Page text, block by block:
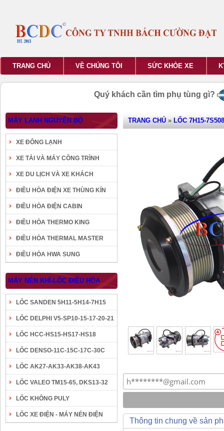
TRANG CHỦ VỀ CHÚNG TÔI SỨC KHỎE XE
Quý khách cần tìm phụ tùng gì?
MÁY LẠNH NGUYÊN BỘ
XE ĐÔNG LẠNH
XE TẢI VÀ MÁY CÔNG TRÌNH
XE DU LỊCH VÀ XE KHÁCH
ĐIỀU HÒA ĐIỆN XE THÙNG KÍN
ĐIỀU HÒA ĐIỆN CABIN
ĐIỀU HÒA THERMO KING
ĐIỀU HÒA THERMAL MASTER
ĐIỀU HÒA HWA SUNG
MÁY NÉN KHÍ-LỐC ĐIỀU HÒA
LỐC SANDEN 5H11-5H14-7H15
LỐC DELPHI V5-SP10-15-17-20-21
LỐC HCC-HS15-HS17-HS18
LỐC DENSO-11C-15C-17C-30C
LỐC AK27-AK33-AK38-AK43
LỐC VALEO TM15-65, DKS13-32
LỐC KHÔNG PULY
LỐC XE ĐIỆN - MÁY NÉN ĐIỆN
TRANG CHỦ » LỐC 7H15-
Thông tin chung về sản